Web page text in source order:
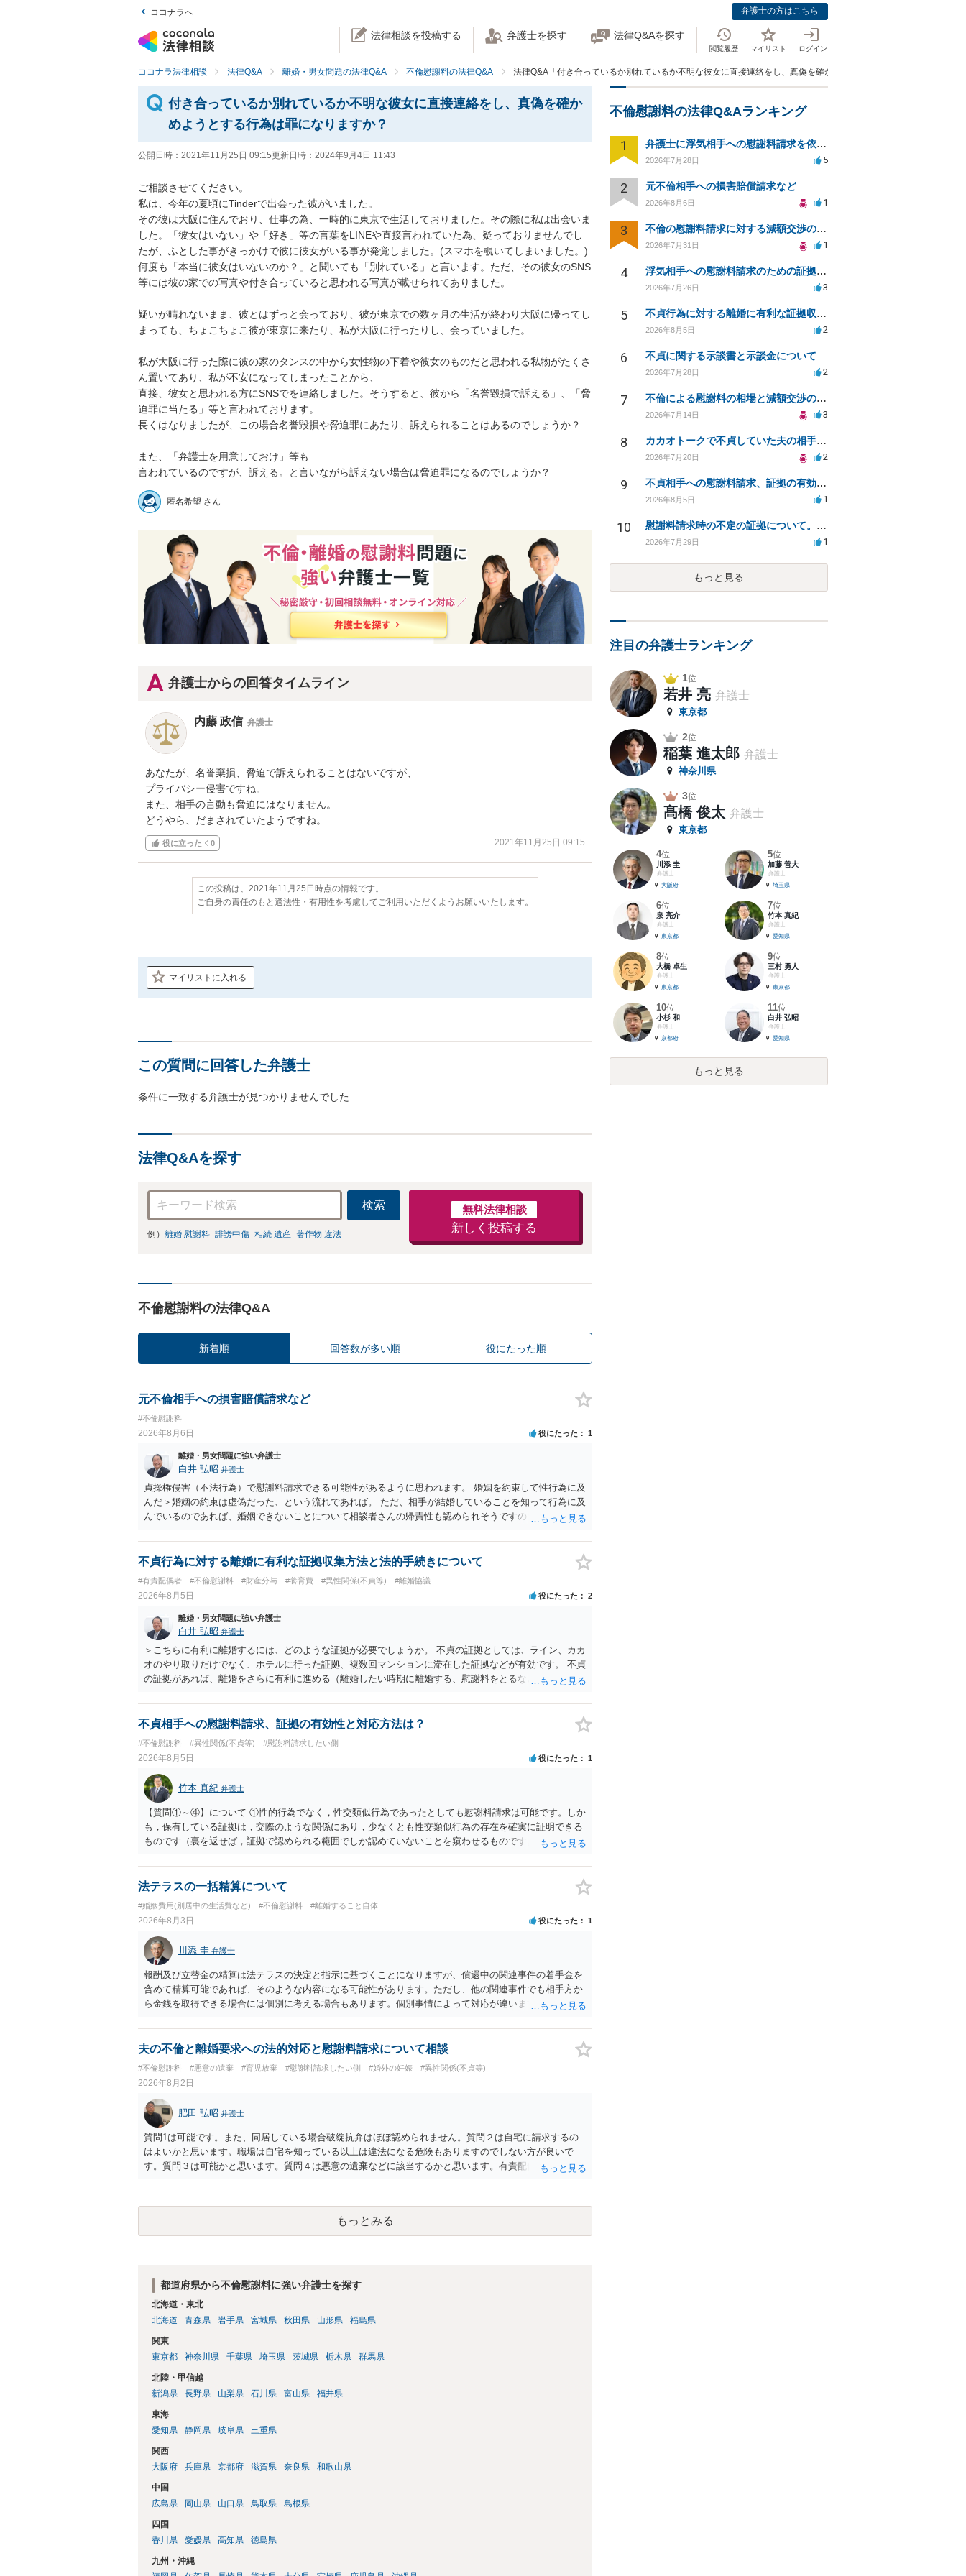
ココナラへ 弁護士の方はこちら
法律相談を投稿する 弁護士を探す 法律Q&Aを探す
閲覧履歴 マイリスト ログイン
ココナラ法律相談 法律Q&A 離婚・男女問題の法律Q&A 不倫慰謝料の法律Q&A 法律Q&A「付き合っているか別れているか不明な彼女に直接連絡をし、真偽を確かめようとする行為は罪になります
付き合っているか別れているか不明な彼女に直接連絡をし、真偽を確か
めようとする行為は罪になりますか？
公開日時： 2021年11月25日 09:15更新日時： 2024年9月4日 11:43
ご相談させてください。
私は、今年の夏頃にTinderで出会った彼がいました。
その彼は大阪に住んでおり、仕事の為、一時的に東京で生活しておりました。その際に私は出会いま
した。「彼女はいない」や「好き」等の言葉をLINEや直接言われていた為、疑っておりませんでし
たが、ふとした事がきっかけで彼に彼女がいる事が発覚しました。(スマホを覗いてしまいました。)
何度も「本当に彼女はいないのか？」と聞いても「別れている」と言います。ただ、その彼女のSNS
等には彼の家での写真や付き合っていると思われる写真が載せられてありました。
疑いが晴れないまま、彼とはずっと会っており、彼が東京での数ヶ月の生活が終わり大阪に帰ってし
まっても、ちょこちょこ彼が東京に来たり、私が大阪に行ったりし、会っていました。
私が大阪に行った際に彼の家のタンスの中から女性物の下着や彼女のものだと思われる私物がたくさ
ん置いてあり、私が不安になってしまったことから、
直接、彼女と思われる方にSNSでを連絡しました。そうすると、彼から「名誉毀損で訴える」、「脅
迫罪に当たる」等と言われております。
長くはなりましたが、この場合名誉毀損や脅迫罪にあたり、訴えられることはあるのでしょうか？
また、「弁護士を用意しておけ」等も
言われているのですが、訴える。と言いながら訴えない場合は脅迫罪になるのでしょうか？
匿名希望 さん
弁護士からの回答タイムライン
内藤 政信 弁護士
あなたが、名誉棄損、脅迫で訴えられることはないですが、
プライバシー侵害ですね。
また、相手の言動も脅迫にはなりません。
どうやら、だまされていたようですね。
役に立った 0 2021年11月25日 09:15
この投稿は、2021年11月25日時点の情報です。
ご自身の責任のもと適法性・有用性を考慮してご利用いただくようお願いいたします。
マイリストに入れる
この質問に回答した弁護士
条件に一致する弁護士が見つかりませんでした
法律Q&Aを探す
検索
例） 離婚 慰謝料 誹謗中傷 相続 遺産 著作物 違法
無料法律相談
新しく投稿する
不倫慰謝料の法律Q&A
新着順 回答数が多い順 役にたった順
元不倫相手への損害賠償請求など
#不倫慰謝料
2026年8月6日 役にたった 1
離婚・男女問題に強い弁護士
白井 弘昭 弁護士
貞操権侵害（不法行為）で慰謝料請求できる可能性があるように思われます。 婚姻を約束して性行為に及
んだ＞婚姻の約束は虚偽だった、という流れであれば。 ただ、相手が結婚していることを知って行為に及
んでいるのであれば、婚姻できないことについて相談者さんの帰責性も認められそうですので、あまり慰
不貞行為に対する離婚に有利な証拠収集方法と法的手続きについて
#有責配偶者 #不倫慰謝料 #財産分与 #養育費 #異性関係(不貞等) #離婚協議
2026年8月5日 役にたった 2
離婚・男女問題に強い弁護士
白井 弘昭 弁護士
＞こちらに有利に離婚するには、どのような証拠が必要でしょうか。 不貞の証拠としては、ライン、カカ
オのやり取りだけでなく、ホテルに行った証拠、複数回マンションに滞在した証拠などが有効です。 不貞
の証拠があれば、離婚をさらに有利に進める（離婚したい時期に離婚する、慰謝料をとるなど）ことがで
がありますので、ご注意ください。 以上、ご参考まで。
不貞相手への慰謝料請求、証拠の有効性と対応方法は？
#不倫慰謝料 #異性関係(不貞等) #慰謝料請求したい側
2026年8月5日 役にたった 1
竹本 真紀 弁護士
【質問①～④】について ①性的行為でなく，性交類似行為であったとしても慰謝料請求は可能です。しか
も，保有している証拠は，交際のような関係にあり，少なくとも性交類似行為の存在を確実に証明できる
ものです（裏を返せば，証拠で認められる範囲でしか認めていないことを窺わせるものです。）。ですか
して，この点を考慮されることになるかもしれません。 ②夫との今後のことを考えて書いてもらうか否か
を検討するのがよいと思います。今ある証拠以上のことを証明（証明力を強めることも含む）できるので
とが前提であり，その価値と夫との関係との均衡のように思います。 ③行政書士に委任をしているのであ
れば，どのような内容の委任なのか不明ですが，その行政書士との協議になると思います。請求するか，
訴訟にするか，その点の見極めや，相手方は性交類似行為は認めているのか，それさえも否定しているの
かによって，考え方・進め方は変わってくると思います。 ④性交類似行為を認めているにもかかわらず支
払を拒否するのであれば，本人（行政書士でも同じだと思います。）への対応ではあまり変わらないよう
に思います。減額で折り合えるなら本人様の交渉でもよいように思いますが，ゼロかどうかの観点であれ
ば，訴訟に進むしかなくなるようにも思います。そうしますと，お近くの弁護士に相談して進めることを
法テラスの一括精算について
#婚姻費用(別居中の生活費など) #不倫慰謝料 #離婚すること自体
2026年8月3日 役にたった 1
川添 圭 弁護士
報酬及び立替金の精算は法テラスの決定と指示に基づくことになりますが、償還中の関連事件の着手金を
含めて精算可能であれば、そのような内容になる可能性があります。ただし、他の関連事件でも相手方か
ら金銭を取得できる場合には個別に考える場合もあります。個別事情によって対応が違いますので、法テ
夫の不倫と離婚要求への法的対応と慰謝料請求について相談
#不倫慰謝料 #悪意の遺棄 #育児放棄 #慰謝料請求したい側 #婚外の妊娠 #異性関係(不貞等)
2026年8月2日
肥田 弘昭 弁護士
質問1は可能です。また、同居している場合破綻抗弁はほぼ認められません。質問２は自宅に請求するの
はよいかと思います。職場は自宅を知っている以上は違法になる危険もありますのでしない方が良いで
す。質問３は可能かと思います。質問４は悪意の遺棄などに該当するかと思います。有責配偶者ですので
い、相続権が発生します。合意があれば法的に可能ですが法律で強制することはできません。質問６は可
能です。質問７は不貞行為の写真データ（ハメ撮り）、第三者撮影の腕組み写真、夫の自白録音まである
のであれば十分かと思います。ご参考にしてください。
もっとみる
都道府県から不倫慰謝料に強い弁護士を探す
北海道・東北
北海道
青森県 岩手県 宮城県 秋田県 山形県 福島県
関東
東京都
神奈川県 千葉県 埼玉県 茨城県 栃木県 群馬県
北陸・甲信越
新潟県
長野県 山梨県 石川県 富山県 福井県
東海
愛知県
静岡県 岐阜県 三重県
関西
大阪府
兵庫県 京都府 滋賀県 奈良県 和歌山県
中国
広島県
岡山県 山口県 鳥取県 島根県
四国
香川県
愛媛県 高知県 徳島県
九州・沖縄
不倫慰謝料の法律Q&Aランキング
1 弁護士に浮気相手への慰謝料請求を依頼する費用相場は？
2026年7月28日 5
2 元不倫相手への損害賠償請求など
2026年8月6日 1
3 不倫の慰謝料請求に対する減額交渉の可能性と対策
2026年7月31日 1
4 浮気相手への慰謝料請求のための証拠集めと探偵選び
2026年7月26日 3
5 不貞行為に対する離婚に有利な証拠収集方法と法的手続きについて
2026年8月5日 2
6 不貞に関する示談書と示談金について
2026年7月28日 2
7 不倫による慰謝料の相場と減額交渉の可能性について
2026年7月14日 3
8 カカオトークで不貞していた夫の相手を特定したい
2026年7月20日 2
9 不貞相手への慰謝料請求、証拠の有効性と対応方法は？
2026年8月5日 1
10 慰謝料請求時の不定の証拠について。効力があるのか知りたい。
2026年7月29日 1
もっと見る
注目の弁護士ランキング
1位
若井 亮 弁護士
東京都
2位
稲葉 進太郎 弁護士
神奈川県
3位
髙橋 俊太 弁護士
東京都
4位
川添 圭
弁護士
大阪府
5位
加藤 善大
弁護士
埼玉県
6位
泉 亮介
弁護士
東京都
7位
竹本 真紀
弁護士
愛知県
8位
大橋 卓生
弁護士
東京都
9位
三村 勇人
弁護士
東京都
10位
小杉 和
弁護士
京都府
11位
白井 弘昭
弁護士
愛知県
もっと見る